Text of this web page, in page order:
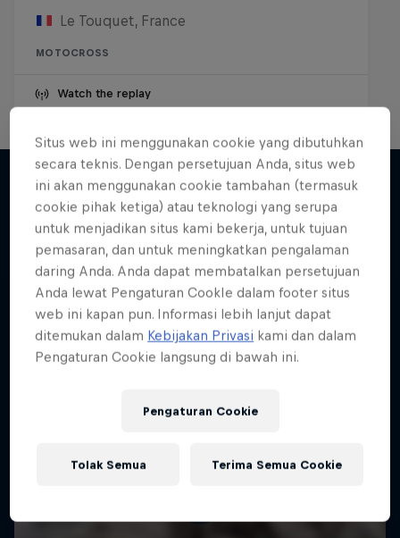
Le Touquet, France
MOTOCROSS
Watch the replay
Lebih banyak seperti ini
Situs web ini menggunakan cookie yang dibutuhkan
secara teknis. Dengan persetujuan Anda, situs web
ini akan menggunakan cookie tambahan (termasuk
cookie pihak ketiga) atau teknologi yang serupa
untuk menjadikan situs kami bekerja, untuk tujuan
pemasaran, dan untuk meningkatkan pengalaman
daring Anda. Anda dapat membatalkan persetujuan
Anda lewat Pengaturan CookIe dalam footer situs
web ini kapan pun. Informasi lebih lanjut dapat
ditemukan dalam Kebijakan Privasi kami dan dalam
Pengaturan Cookie langsung di bawah ini.
Pengaturan Cookie
Tolak Semua Terima Semua Cookie